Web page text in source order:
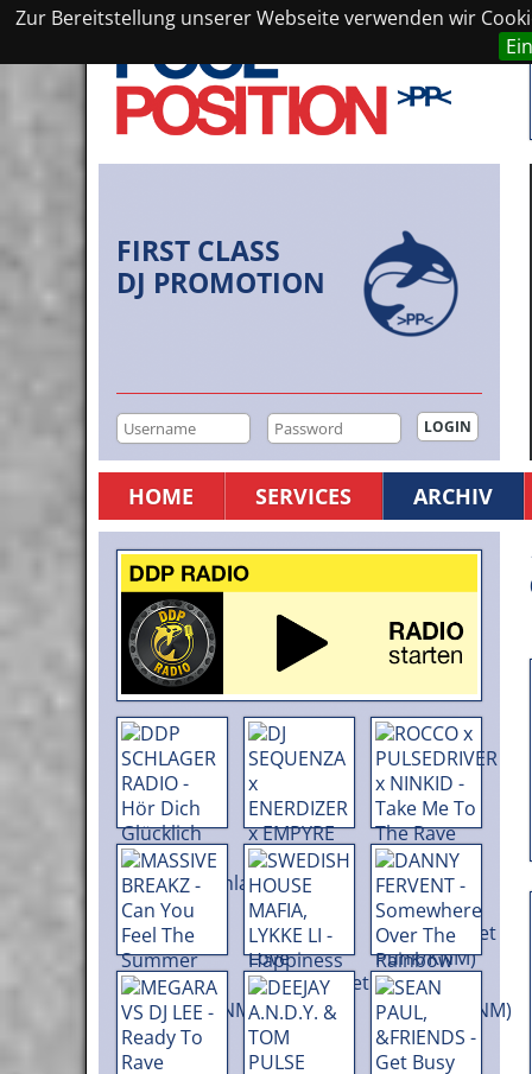
Zur Bereitstellung unserer Webseite verwenden wir
FIRST CLASS
DJ PROMOTION
HOME SERVICES ARCHIV